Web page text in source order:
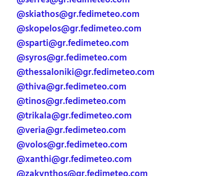
@skiathos@gr.fedimeteo.com
@skopelos@gr.fedimeteo.com
@sparti@gr.fedimeteo.com
@syros@gr.fedimeteo.com
@thessaloniki@gr.fedimeteo.com
@thiva@gr.fedimeteo.com
@tinos@gr.fedimeteo.com
@trikala@gr.fedimeteo.com
@veria@gr.fedimeteo.com
@volos@gr.fedimeteo.com
@xanthi@gr.fedimeteo.com